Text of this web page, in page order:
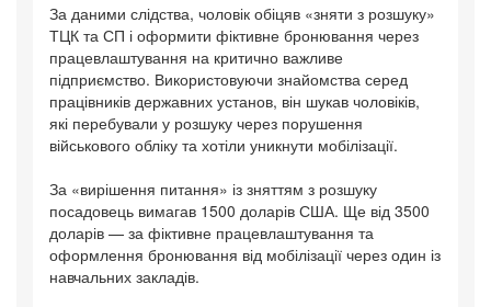
За даними слідства, чоловік обіцяв «зняти з розшуку»
ТЦК та СП і оформити фіктивне бронювання через
працевлаштування на критично важливе
підприємство. Використовуючи знайомства серед
працівників державних установ, він шукав чоловіків,
які перебували у розшуку через порушення
військового обліку та хотіли уникнути мобілізації.
За «вирішення питання» із зняттям з розшуку
посадовець вимагав 1500 доларів США. Ще від 3500
доларів — за фіктивне працевлаштування та
оформлення бронювання від мобілізації через один із
навчальних закладів.